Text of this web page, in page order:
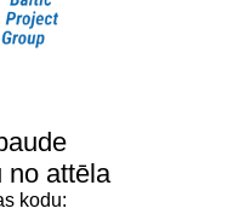
no attēla
kodu: